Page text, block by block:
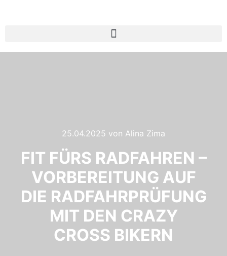
25.04.2025 von Alina Zima
FIT FÜRS RADFAHREN –
VORBEREITUNG AUF
DIE RADFAHRPRÜFUNG
MIT DEN CRAZY
CROSS BIKERN